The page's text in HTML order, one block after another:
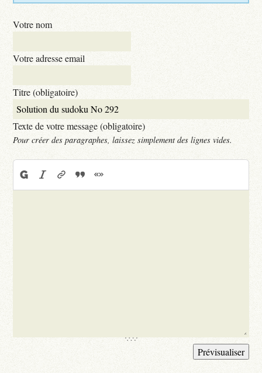
Votre nom
Votre adresse email
Titre (obligatoire)
Texte de votre message (obligatoire)
Pour créer des paragraphes, laissez simplement des lignes vides.